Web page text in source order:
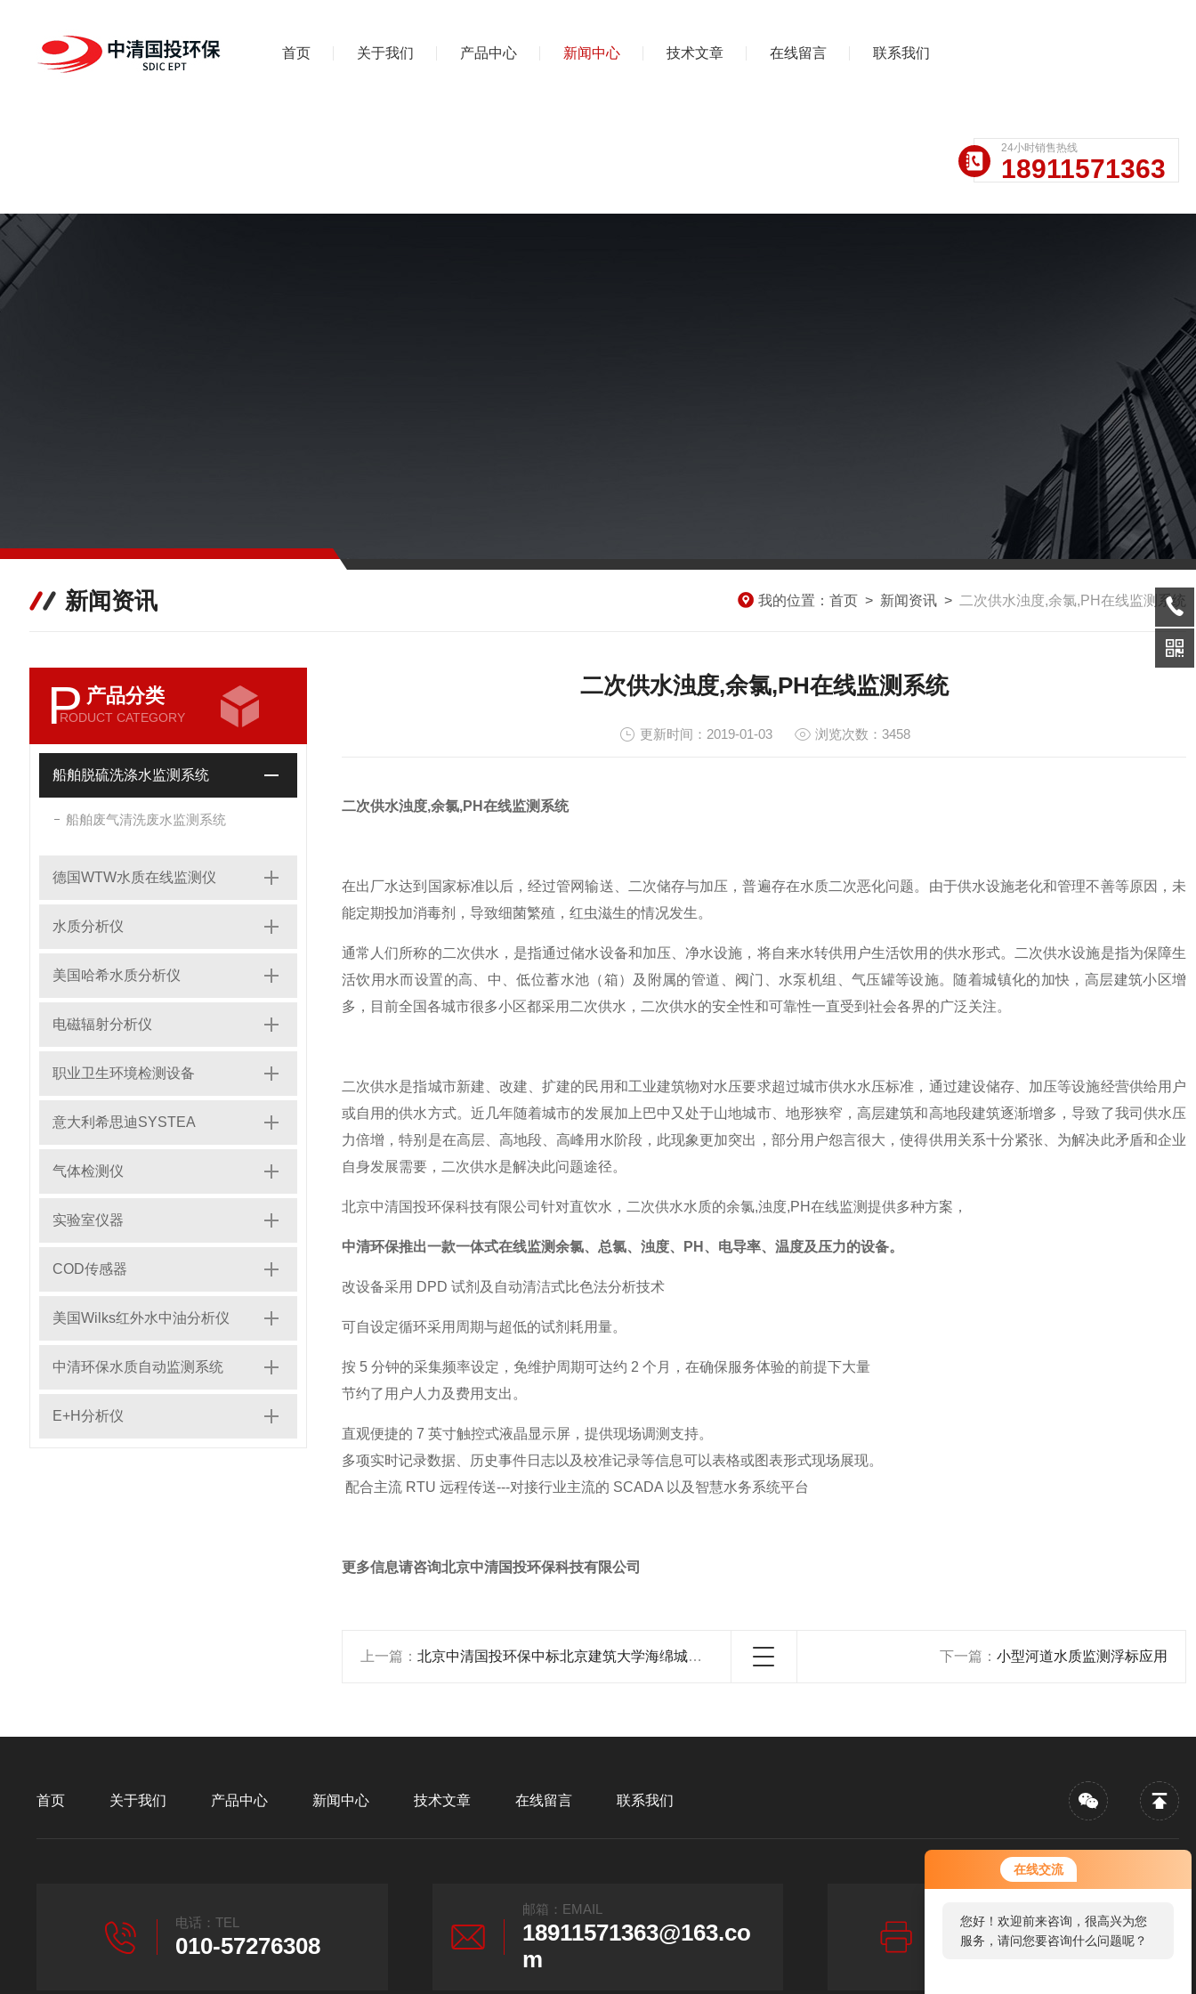
在线交流
您好！欢迎前来咨询，很高兴为您
服务，请问您要咨询什么问题呢？
首页 关于我们 产品中心 新闻中心 技术文章 在线留言 联系我们
24小时销售热线
18911571363
新闻资讯 我的位置： 首页 > 新闻资讯 > 二次供水浊度,余氯,PH在线监测系统
P 产品分类
RODUCT CATEGORY
船舶脱硫洗涤水监测系统
船舶废气清洗废水监测系统
德国WTW水质在线监测仪
水质分析仪
美国哈希水质分析仪
电磁辐射分析仪
职业卫生环境检测设备
意大利希思迪SYSTEA
气体检测仪
实验室仪器
COD传感器
美国Wilks红外水中油分析仪
中清环保水质自动监测系统
E+H分析仪
二次供水浊度,余氯,PH在线监测系统
更新时间：2019-01-03 浏览次数：3458
二次供水浊度,余氯,PH在线监测系统
在出厂水达到国家标准以后，经过管网输送、二次储存与加压，普遍存在水质二次恶化问题。由于供水设施老化和管理不善等原因，未
能定期投加消毒剂，导致细菌繁殖，红虫滋生的情况发生。
通常人们所称的二次供水，是指通过储水设备和加压、净水设施，将自来水转供用户生活饮用的供水形式。二次供水设施是指为保障生
活饮用水而设置的高、中、低位蓄水池（箱）及附属的管道、阀门、水泵机组、气压罐等设施。随着城镇化的加快，高层建筑小区增
多，目前全国各城市很多小区都采用二次供水，二次供水的安全性和可靠性一直受到社会各界的广泛关注。
二次供水是指城市新建、改建、扩建的民用和工业建筑物对水压要求超过城市供水水压标准，通过建设储存、加压等设施经营供给用户
或自用的供水方式。近几年随着城市的发展加上巴中又处于山地城市、地形狭窄，高层建筑和高地段建筑逐渐增多，导致了我司供水压
力倍增，特别是在高层、高地段、高峰用水阶段，此现象更加突出，部分用户怨言很大，使得供用关系十分紧张、为解决此矛盾和企业
自身发展需要，二次供水是解决此问题途径。
北京中清国投环保科技有限公司针对直饮水，二次供水水质的余氯,浊度,PH在线监测提供多种方案，
中清环保推出一款一体式在线监测余氯、总氯、浊度、PH、电导率、温度及压力的设备。
改设备采用 DPD 试剂及自动清洁式比色法分析技术
可自设定循环采用周期与超低的试剂耗用量。
按 5 分钟的采集频率设定，免维护周期可达约 2 个月，在确保服务体验的前提下大量
节约了用户人力及费用支出。
直观便捷的 7 英寸触控式液晶显示屏，提供现场调测支持。
多项实时记录数据、历史事件日志以及校准记录等信息可以表格或图表形式现场展现。
配合主流 RTU 远程传送---对接行业主流的 SCADA 以及智慧水务系统平台
更多信息请咨询北京中清国投环保科技有限公司
上一篇： 北京中清国投环保中标北京建筑大学海绵城市项目 下一篇： 小型河道水质监测浮标应用
首页 关于我们 产品中心 新闻中心 技术文章 在线留言 联系我们
电话：TEL
010-57276308
邮箱：EMAIL
18911571363@163.co
m
传真：FAX
86-010-56840192